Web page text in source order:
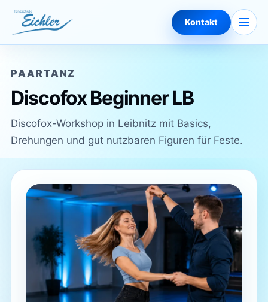
Kontakt
PAARTANZ
Discofox Beginner LB
Discofox-Workshop in Leibnitz mit Basics,
Drehungen und gut nutzbaren Figuren für Feste.